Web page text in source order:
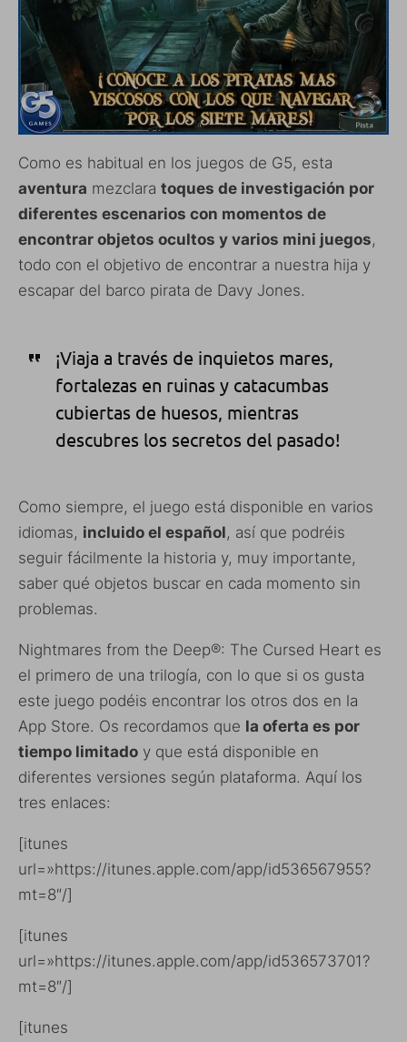
Como es habitual en los juegos de G5, esta
aventura mezclara toques de investigación por
diferentes escenarios con momentos de
encontrar objetos ocultos y varios mini juegos,
todo con el objetivo de encontrar a nuestra hija y
escapar del barco pirata de Davy Jones.
¡Viaja a través de inquietos mares,
fortalezas en ruinas y catacumbas
cubiertas de huesos, mientras
descubres los secretos del pasado!
Como siempre, el juego está disponible en varios
idiomas, incluido el español, así que podréis
seguir fácilmente la historia y, muy importante,
saber qué objetos buscar en cada momento sin
problemas.
Nightmares from the Deep®: The Cursed Heart es
el primero de una trilogía, con lo que si os gusta
este juego podéis encontrar los otros dos en la
App Store. Os recordamos que la oferta es por
tiempo limitado y que está disponible en
diferentes versiones según plataforma. Aquí los
tres enlaces:
[itunes
url=»https://itunes.apple.com/app/id536567955?
mt=8″/]
[itunes
url=»https://itunes.apple.com/app/id536573701?
mt=8″/]
[itunes